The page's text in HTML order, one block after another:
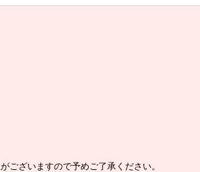
ございますので予めご了承ください。